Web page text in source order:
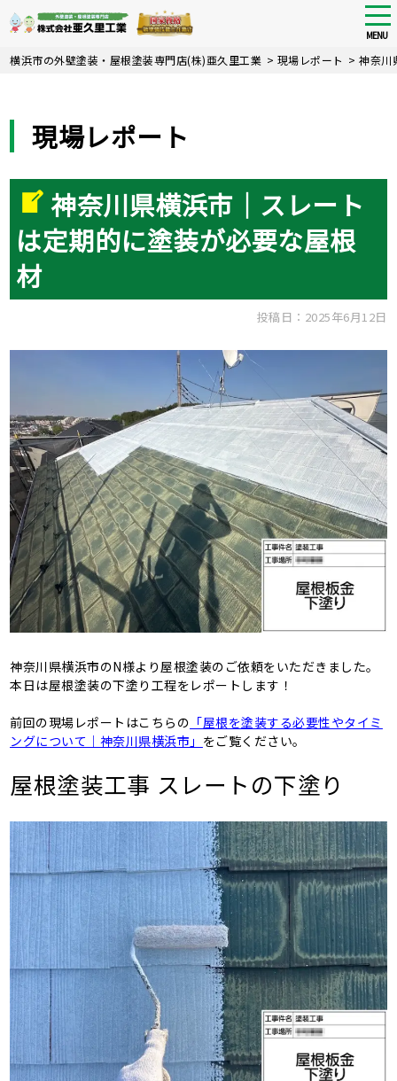
Skip
MENU
横浜市の外壁塗装・屋根塗装専門店(株)亜久里工業 > 現場レポート >神奈川
現場レポート
神奈川県横浜市｜スレート
は定期的に塗装が必要な屋根
材
投稿日：2025年6月12日
神奈川県横浜市のN様より屋根塗装のご依頼をいただきました。
本日は屋根塗装の下塗り工程をレポートします！
前回の現場レポートはこちらの 「屋根を塗装する必要性やタイミ
ングについて｜神奈川県横浜市」 をご覧ください。
屋根塗装工事 スレートの下塗り